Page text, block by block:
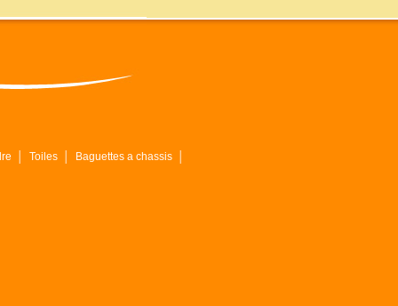
Toiles Baguettes a chassis